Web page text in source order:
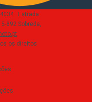
· Estrada
892 Sobreda,
os direitos